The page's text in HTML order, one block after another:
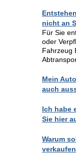
nicht an
Für Sie
oder
Fahrzeug
Mein
auch
Ich habe
Sie hier
Warum